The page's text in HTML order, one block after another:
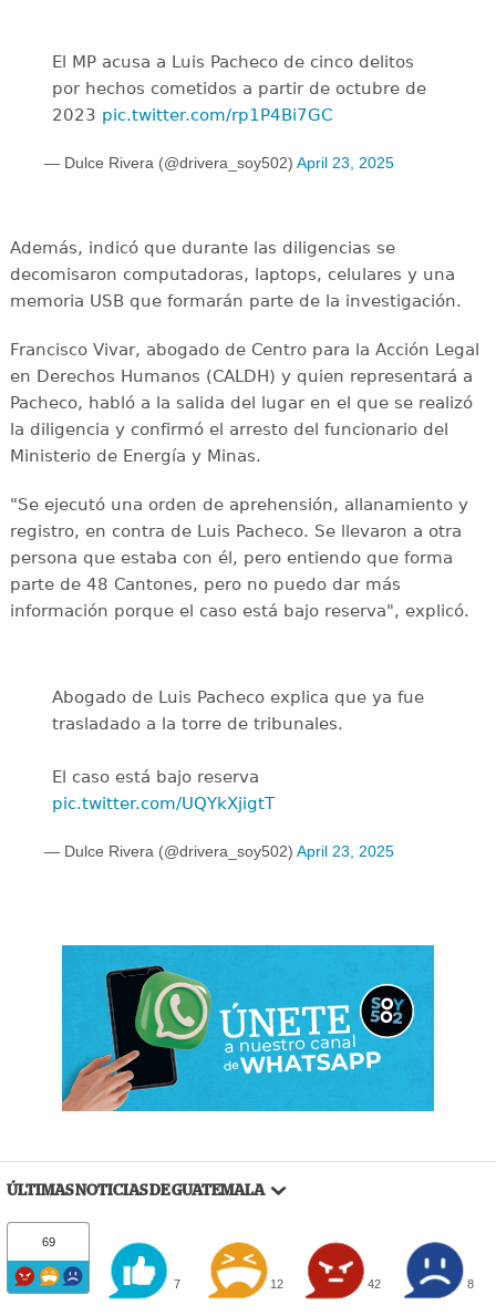
El MP acusa a Luis Pacheco de cinco delitos
por hechos cometidos a partir de octubre de
2023 pic.twitter.com/rp1P4Bi7GC
— Dulce Rivera (@drivera_soy502) April 23, 2025
Además, indicó que durante las diligencias se
decomisaron computadoras, laptops, celulares y una
memoria USB que formarán parte de la investigación.
Francisco Vivar, abogado de Centro para la Acción Legal
en Derechos Humanos (CALDH) y quien representará a
Pacheco, habló a la salida del lugar en el que se realizó
la diligencia y confirmó el arresto del funcionario del
Ministerio de Energía y Minas.
"Se ejecutó una orden de aprehensión, allanamiento y
registro, en contra de Luis Pacheco. Se llevaron a otra
persona que estaba con él, pero entiendo que forma
parte de 48 Cantones, pero no puedo dar más
información porque el caso está bajo reserva", explicó.
Abogado de Luis Pacheco explica que ya fue
trasladado a la torre de tribunales.
El caso está bajo reserva
pic.twitter.com/UQYkXjigtT
— Dulce Rivera (@drivera_soy502) April 23, 2025
ÚLTIMAS NOTICIAS DE GUATEMALA
69
7 12 42 8